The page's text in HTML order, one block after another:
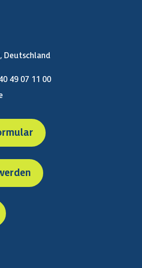
Deutschland
49 07 11 00